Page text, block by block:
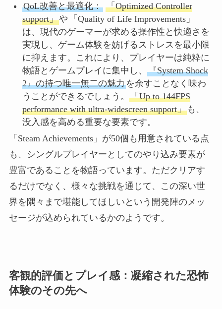
QoL改善と最適化： 「Optimized Controller
support」や
「Quality of Life Improvements」
は、現代のゲーマーが求める操作性と快適さを
実現し、ゲーム体験を妨げるストレスを最小限
に抑えます。これにより、プレイヤーは純粋に
物語とゲームプレイに集中し、 『System Shock
2』の持つ唯一無二の魅力を余すことなく味わ
うことができるでしょう。 「Up to 144FPS
performance with ultra-widescreen support」も、
没入感を高める重要な要素です。
「Steam Achievements」が50個も用意されている点
も、シングルプレイヤーとしてのやり込み要素が
豊富であることを物語っています。ただクリアす
るだけでなく、様々な挑戦を通じて、この深い世
界を隅々まで堪能してほしいという開発陣のメッ
セージが込められているかのようです。
客観的評価とプレイ感：凝縮された恐怖
体験のその先へ